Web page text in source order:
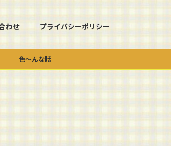
わせ プライバシーポリシー
色～んな話